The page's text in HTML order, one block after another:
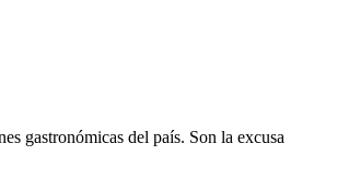
gastronómicas del país. Son la excusa